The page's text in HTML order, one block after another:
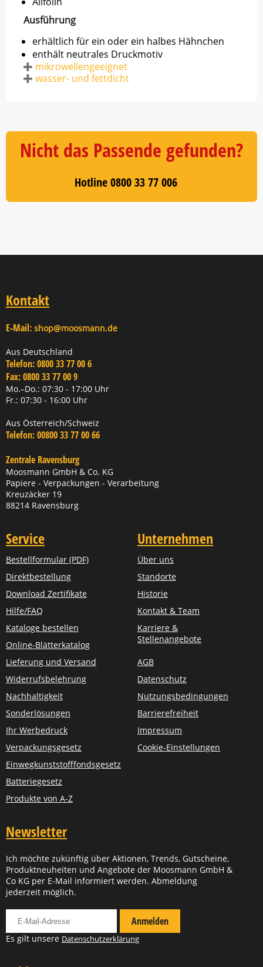
Ausführung
erhältlich für ein oder ein halbes Hähnchen
enthält neutrales Druckmotiv
mikrowellengeeignet
wasser- und fettdicht
Nicht das Passende gefunden?
Hotline 0800 33 77 006
Kontakt
E-Mail: shop@moosmann.de
Aus Deutschland
Telefon:0800 33 77 00 6
Fax:0800 33 77 00 9
Mo.–Do.: 07:30 - 17:00 Uhr
Fr.: 07:30 - 16:00 Uhr
Aus Österreich/Schweiz
Telefon:00800 33 77 00 66
Zentrale Ravensburg
Moosmann GmbH & Co. KG
Papiere - Verpackungen - Verarbeitung
Kreuzäcker 19
88214 Ravensburg
Service
Bestellformular (PDF)
Direktbestellung
Download Zertifikate
Hilfe/FAQ
Kataloge bestellen
Online-Blätterkatalog
Lieferung und Versand
Widerrufsbelehrung
Nachhaltigkeit
Sonderlösungen
Ihr Werbedruck
Verpackungsgesetz
Einwegkunststofffondsgesetz
Batteriegesetz
Produkte von A-Z
Unternehmen
Über uns
Standorte
Historie
Kontakt & Team
Karriere &
Stellenangebote
AGB
Datenschutz
Nutzungsbedingungen
Barrierefreiheit
Impressum
Cookie-Einstellungen
Newsletter
Ich möchte zukünftig über Aktionen, Trends, Gutscheine,
Produktneuheiten und Angebote der Moosmann GmbH &
Co KG per E-Mail informiert werden. Abmeldung
jederzeit möglich.
Anmelden
Es gilt unsere Datenschutzerklärung